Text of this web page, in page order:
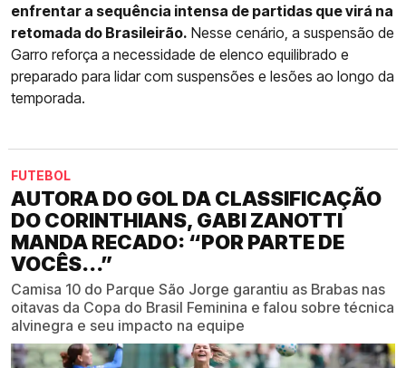
enfrentar a sequência intensa de partidas que virá na
retomada do Brasileirão. Nesse cenário, a suspensão de
Garro reforça a necessidade de elenco equilibrado e
preparado para lidar com suspensões e lesões ao longo da
temporada.
FUTEBOL
AUTORA DO GOL DA CLASSIFICAÇÃO
DO CORINTHIANS, GABI ZANOTTI
MANDA RECADO: “POR PARTE DE
VOCÊS...”
Camisa 10 do Parque São Jorge garantiu as Brabas nas
oitavas da Copa do Brasil Feminina e falou sobre técnica
alvinegra e seu impacto na equipe